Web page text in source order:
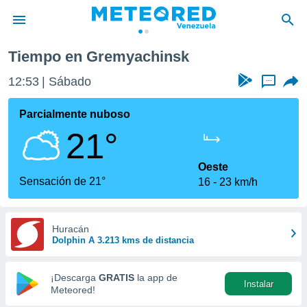
de
ha
que se
calidad.
a este
las
y
forma
digital
basada
Tiempo en Gremyachinsk
12:53 Sábado ...
Parcialmente nuboso
21°
Sensación de 21°
Oeste
16
23 km/h
Huracán
Dolphin A 3.213 kms de distancia
¡Descarga GRATIS la app de
Meteored!
Instalar